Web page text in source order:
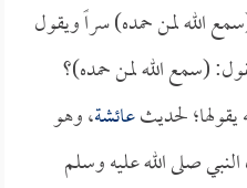
الله لمن حمده) سراً ويقول
(سمع الله لمن حمده)؟
يقولها؛ لحديثعائشة، وهو
صلى الله عليه وسلم